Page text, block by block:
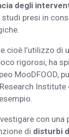
degli
presi in
l’utilizzo di
rigorosi, ha
MooDFOOD,
con
di disturbi